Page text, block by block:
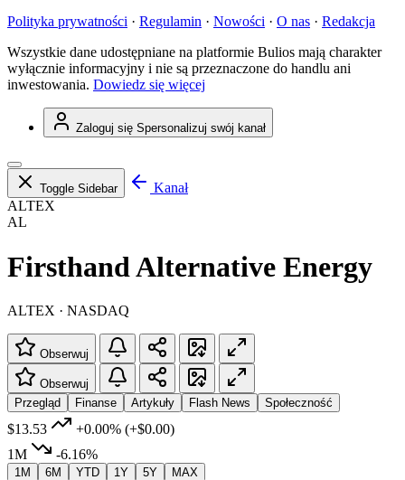
Polityka prywatności · Regulamin · Nowości · O nas · Redakcja
Wszystkie dane udostępniane na platformie Bulios mają charakter
wyłącznie informacyjny i nie są przeznaczone do handlu ani
inwestowania. Dowiedz się więcej
Zaloguj się Spersonalizuj swój kanał
Toggle Sidebar
Kanał
ALTEX
AL
Firsthand Alternative Energy
ALTEX · NASDAQ
Obserwuj
Obserwuj
Przegląd
Finanse Artykuły Flash News Społeczność
$13.53 +0.00% (+$0.00)
1M
-6.16%
1M 6M YTD 1Y 5Y MAX